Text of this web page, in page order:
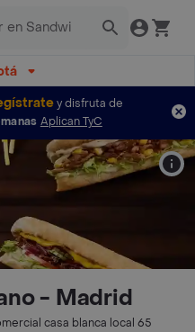
y disfruta de
Aplican TyC
- Madrid
casa blanca local 65